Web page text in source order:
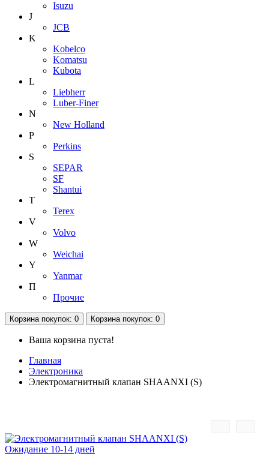
Isuzu
J
JCB
K
Kobelco
Komatsu
Kubota
L
Liebherr
Luber-Finer
N
New Holland
P
Perkins
S
SEPAR
SF
Shantui
T
Terex
V
Volvo
W
Weichai
Y
Yanmar
П
Прочие
Корзинапокупок: 0 Корзинапокупок: 0
Ваша корзина пуста!
Главная
Электроника
Электромагнитный клапан SHAANXI (S)
Ожидание 10-14 дней